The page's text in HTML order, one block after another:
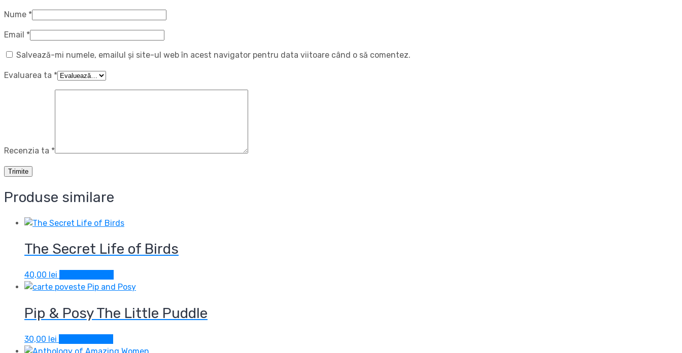
Nume *
Email *
Salvează-mi numele, emailul și site-ul web în acest navigator pentru data viitoare când o să comentez.
Evaluarea ta *
Recenzia ta *
Produse similare
The Secret Life of Birds
40,00 lei
Pip & Posy The Little Puddle
30,00 lei